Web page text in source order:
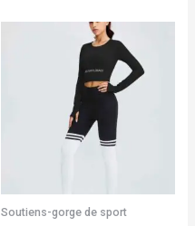
Soutiens-gorge de sport